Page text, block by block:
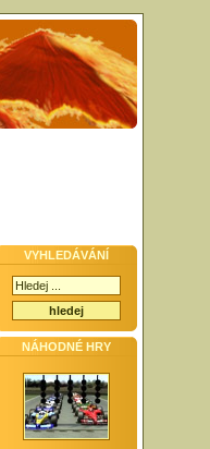
VYHLEDÁVÁNÍ
hledej
NÁHODNÉ HRY